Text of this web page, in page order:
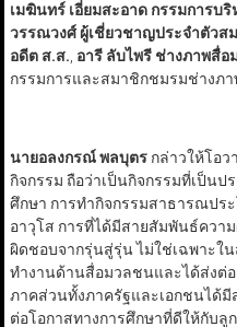
เมฆินทร์ เอี่ยมสะอาด กรรมการบ
วรรณวงศ์ ผู้เชี่ยวชาญประจำตัวส
อดีต ส.ส., อารี ลับไพรี ช่างภาพสื่
กรรมการและสมาชิกชมรมช่างภา
นายอลงกรณ์ พลบุตรกล่าวให้โอว
กิจกรรม ถือว่าเป็นกิจกรรมที่เป็นป
ศึกษา การทำกิจกรรมสาธารณปร
อาวุโส การที่ได้มีสายสัมพันธ์ควา
ผิดชอบจากรุ่นสู่รุ่น ไม่ใช่เฉพาะ
ทำงานด้านสื่อมวลชนและได้ส่งต่
ภาคส่วนทั้งภาครัฐและเอกชนได้
ต่อโอกาสทางการศึกษาที่ดีให้กับ